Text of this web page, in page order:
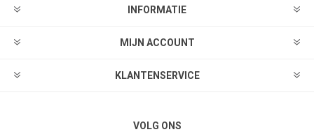
INFORMATIE
MIJN ACCOUNT
KLANTENSERVICE
VOLG ONS